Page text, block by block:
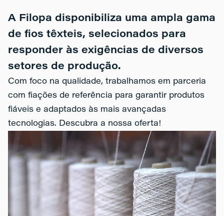
A Filopa disponibiliza uma ampla gama
de fios têxteis, selecionados para
responder às exigências de diversos
setores de produção.
Com foco na qualidade, trabalhamos em parceria
com fiações de referência para garantir produtos
fiáveis e adaptados às mais avançadas
tecnologias. Descubra a nossa oferta!